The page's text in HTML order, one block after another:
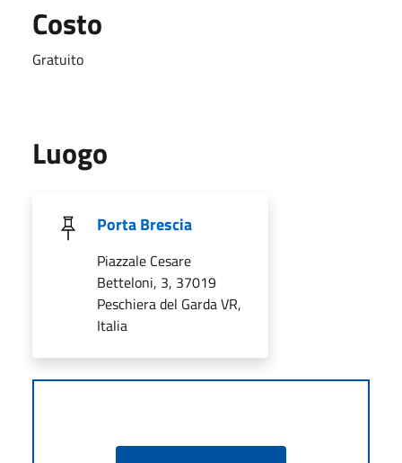
Costo
Gratuito
Luogo
Porta Brescia
Piazzale Cesare
Betteloni, 3, 37019
Peschiera del Garda VR,
Italia